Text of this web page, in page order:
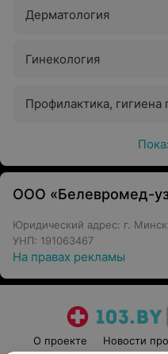
Дерматология
Гинекология
Профилактика, гигиена
ООО «Белевромед-
Юридический адрес: г.
УНП: 191063467
На правах рекламы
О проекте Новости